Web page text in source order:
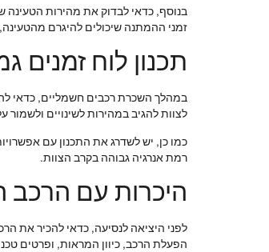
בנוסף, כדאי לבדוק את מהירות הטעינה
זמני ההמתנה שיכולים להיגרם
תכנון לוח זמנים
במהלך השכרת רכבים חשמליים, כדאי
לצוות להגיב במהירות לשינויים ולשמור
כמו כן, יש לשדרג את התכנון עם
רמת אנרגיה גבוהה בקרב הצוות.
היכרות עם הרכב
לפני היציאה לנסיעה, כדאי להכיר את
הפעלת הרכב, כיוון המראות, ופרטים